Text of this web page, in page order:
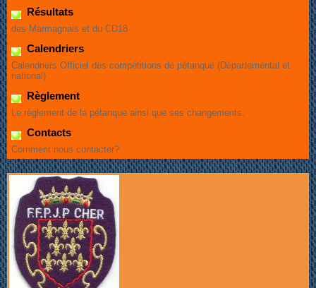
Résultats
des Marmagnais et du CD18
Calendriers
Calendriers Officiel des compétitions de pétanque (Départemental et
national)
Règlement
Le règlement de la pétanque ainsi que ses changements.
Contacts
Comment nous contacter?